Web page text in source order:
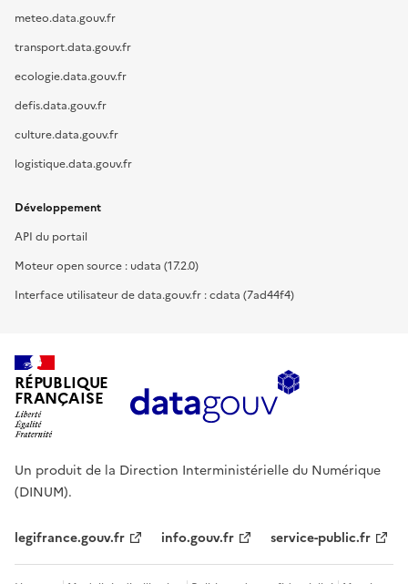
meteo.data.gouv.fr
transport.data.gouv.fr
ecologie.data.gouv.fr
defis.data.gouv.fr
culture.data.gouv.fr
logistique.data.gouv.fr
Développement
API du portail
Moteur open source : udata (17.2.0)
Interface utilisateur de data.gouv.fr : cdata (7ad44f4)
RÉPUBLIQUE
FRANÇAISE
Un produit de la Direction Interministérielle du Numérique
(DINUM).
legifrance.gouv.fr info.gouv.fr service-public.fr